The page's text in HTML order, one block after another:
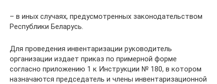
– в иных случаях, предусмотренных законодательством
Республики Беларусь.
Для проведения инвентаризации руководитель
организации издает приказ по примерной форме
согласно приложению 1 к Инструкции № 180, в котором
назначаются председатель и члены инвентаризационной